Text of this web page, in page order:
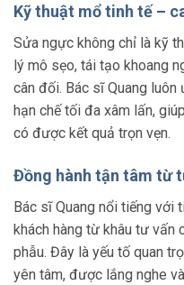
Kỹ thuật mổ tinh tế –
Sửa ngực không chỉ là kỹ
lý mô sẹo, tái tạo khoang
cân đối. Bác sĩ Quang luôn
hạn chế tối đa xâm lấn,
có được kết quả trọn vẹn.
Đồng hành tận tâm từ
Bác sĩ Quang nổi tiếng với
khách hàng từ khâu tư vấn
phẫu. Đây là yếu tố quan
yên tâm, được lắng nghe